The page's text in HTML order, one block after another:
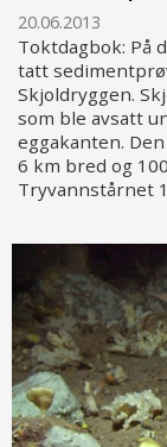
20.06.2013
Toktdagbok: På
tatt
Skjoldryggen.
som ble avsatt
eggakanten.
6 km bred og
Tryvannstårnet